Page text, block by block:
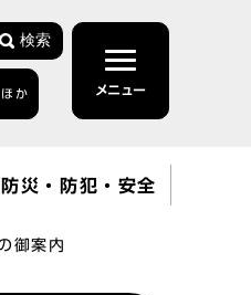
検索
か メニュー
防災・防犯・安全
御案内